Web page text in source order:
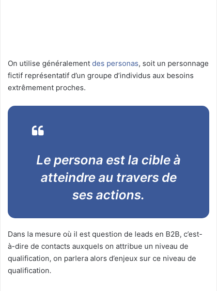
On utilise généralement des personas, soit un personnage
fictif représentatif d’un groupe d’individus aux besoins
extrêmement proches.
Le persona est la cible à
atteindre au travers de
ses actions.
Dans la mesure où il est question de leads en B2B, c’est-
à-dire de contacts auxquels on attribue un niveau de
qualification, on parlera alors d’enjeux sur ce niveau de
qualification.